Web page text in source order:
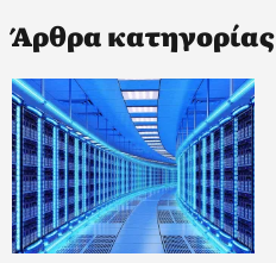
Άρθρα κατηγορίας